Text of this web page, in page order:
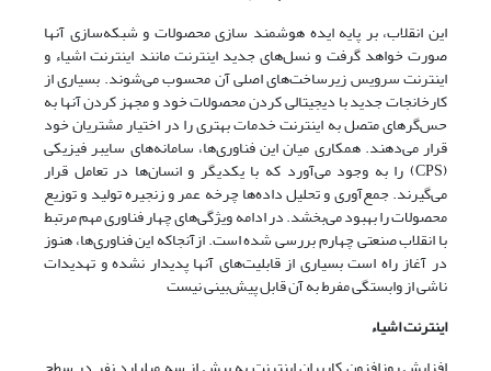
این انقلاب، بر پایه ایده هوشمند سازی محصولات و شبکه‌سازی آنها
صورت خواهد گرفت و نسل‌های جدید اینترنت مانند اینترنت اشیاء و
اینترنت سرویس زیرساخت‌های اصلی آن محسوب می‌شوند. بسیاری از
کارخانجات جدید با دیجیتالی کردن محصولات خود و مجهز کردن آنها به
حس‌گرهای متصل به اینترنت خدمات بهتری را در اختیار مشتریان خود
قرار می‌دهند. همکاری میان این فناوری‌ها، سامانه‌های سایبر فیزیکی
(CPS) را به وجود می‌آورد که با یکدیگر و انسان‌ها در تعامل قرار
می‌گیرند. جمع‌آوری و تحلیل داده‌ها چرخه عمر و زنجیره تولید و توزیع
محصولات را بهبود می‌بخشد. در ادامه ویژگی‌های چهار فناوری مهم مرتبط
با انقلاب صنعتی چهارم بررسی شده است. ازآنجاکه این فناوری‌ها، هنوز
در آغاز راه است بسیاری از قابلیت‌های آنها پدیدار نشده و تهدیدات
ناشی از وابستگی مفرط به آن قابل پیش‌بینی نیست
اینترنت اشیاء